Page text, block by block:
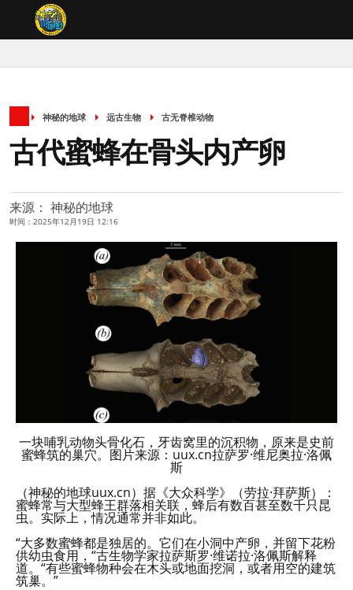
神秘的地球 远古生物 古无脊椎动物
古代蜜蜂在骨头内产卵
来源： 神秘的地球
时间：2025年12月19日 12:16
一块哺乳动物头骨化石，牙齿窝里的沉积物，原来是史前
蜜蜂筑的巢穴。图片来源：uux.cn拉萨罗·维尼奥拉·洛佩
斯
（神秘的地球uux.cn）据《大众科学》（劳拉·拜萨斯）：
蜜蜂常与大型蜂王群落相关联，蜂后有数百甚至数千只昆
虫。实际上，情况通常并非如此。
“大多数蜜蜂都是独居的。它们在小洞中产卵，并留下花粉
供幼虫食用，“古生物学家拉萨斯罗·维诺拉·洛佩斯解释
道。“有些蜜蜂物种会在木头或地面挖洞，或者用空的建筑
筑巢。”